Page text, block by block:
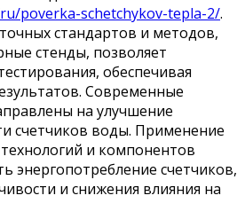
poverka-schetchykov-tepla-2/.
стандартов и методов,
стенды, позволяет
обеспечивая
Современные
на улучшение
счетчиков воды. Применение
и компонентов
энергопотребление счетчиков,
и снижения влияния на